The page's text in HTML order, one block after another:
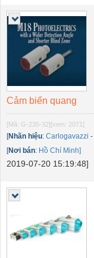
Cảm biến quang
[Mã: G-235-32][xem: 2071]
[Nhãn hiệu: Carlogavazzi -
[Nơi bán: Hồ Chí Minh]
2019-07-20 15:19:48]